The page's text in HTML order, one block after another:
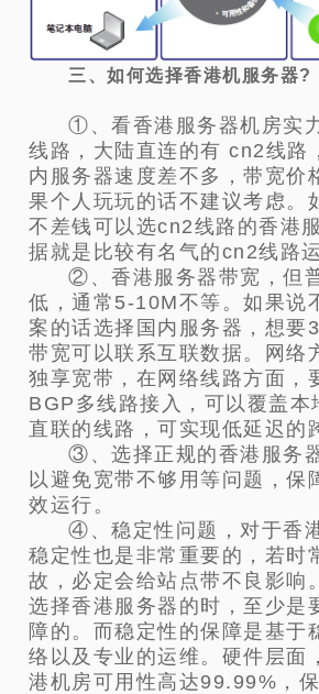
三、如何选择香港机服务器?
①、看香港服务器机房实
线路，大陆直连的有 cn2线路
内服务器速度差不多，带宽价
果个人玩玩的话不建议考虑。
不差钱可以选cn2线路的香港
据就是比较有名气的cn2线路运
②、香港服务器带宽，但
低，通常5-10M不等。如果说
案的话选择国内服务器，想要
带宽可以联系互联数据。网络
独享宽带，在网络线路方面，
BGP多线路接入，可以覆盖本
直联的线路，可实现低延迟的
③、选择正规的香港服务
以避免宽带不够用等问题，保
效运行。
④、稳定性问题，对于香
稳定性也是非常重要的，若时
故，必定会给站点带不良影响
选择香港服务器的时，至少是
障的。而稳定性的保障是基于
络以及专业的运维。硬件层面
港机房可用性高达99.99%，